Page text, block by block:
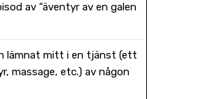
av “äventyr av en galen
lämnat mitt i en tjänst (ett
massage, etc.) av någon